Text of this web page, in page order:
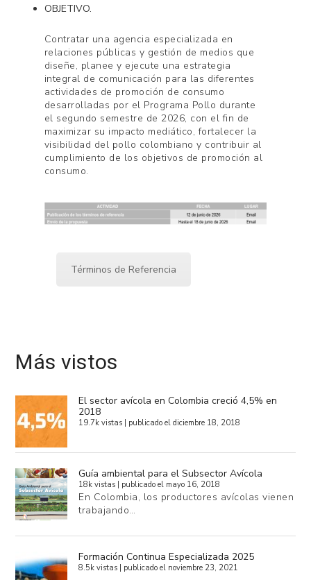
OBJETIVO.
Contratar una agencia especializada en
relaciones públicas y gestión de medios que
diseñe, planee y ejecute una estrategia
integral de comunicación para las diferentes
actividades de promoción de consumo
desarrolladas por el Programa Pollo durante
el segundo semestre de 2026, con el fin de
maximizar su impacto mediático, fortalecer la
visibilidad del pollo colombiano y contribuir al
cumplimiento de los objetivos de promoción al
consumo.
Términos de Referencia
Más vistos
El sector avícola en Colombia creció 4,5% en
2018
19.7k vistas publicado el diciembre 18, 2018
Guía ambiental para el Subsector Avícola
18k vistas publicado el mayo 16, 2018
En Colombia, los productores avícolas vienen
trabajando…
Formación Continua Especializada 2025
8.5k vistas publicado el noviembre 23, 2021